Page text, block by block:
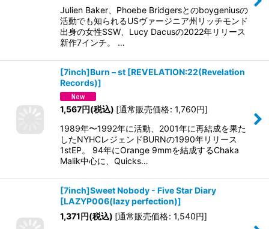
Julien Baker、Phoebe Bridgersとのboygeniusの
活動でも知られるUSヴァージニア州リッチモンド
出身の女性SSW、Lucy Dacusの2022年リリース
新作7インチ。 …
[7inch]Burn ‎– st [REVELATION:22(Revelation
Records)]
1,567円(税込) [通常販売価格: 1,760円]
1989年〜1992年に活動、2001年に再結成を果た
したNYHCレジェンドBURNの1990年リリース
1stEP。 94年にOrange 9mmを結成するChaka
Malik中心に、Quicks…
[7inch]Sweet Nobody - Five Star Diary
[LAZYP006(lazy perfection)]
1,371円(税込) [通常販売価格: 1,540円]